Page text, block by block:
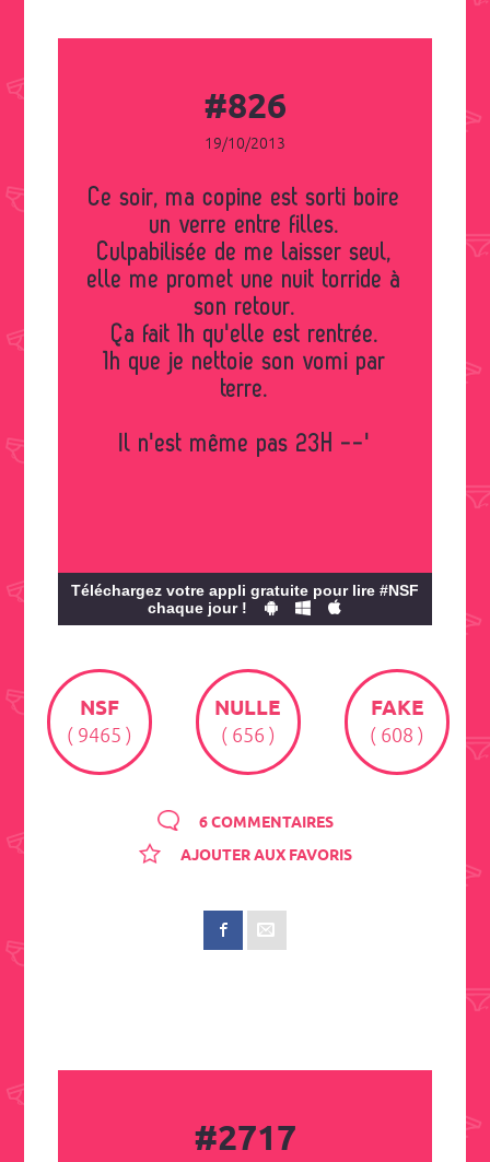
#826
19/10/2013
Ce soir, ma copine est sorti boire
un verre entre filles.
Culpabilisée de me laisser seul,
elle me promet une nuit torride à
son retour.
Ça fait 1h qu'elle est rentrée.
1h que je nettoie son vomi par
terre.
Il n'est même pas 23H --'
Téléchargez votre appli gratuite pour lire #NSF
chaque jour !
NSF
( 9465 )
NULLE
( 656 )
FAKE
( 608 )
6 COMMENTAIRES
AJOUTER AUX FAVORIS
#2717